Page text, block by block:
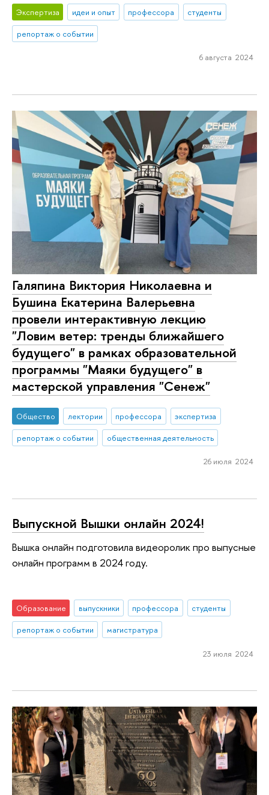
Экспертиза идеи и опыт профессора
студенты
репортаж о событии
6 августа 2024
Галяпина Виктория Николаевна и
Бушина Екатерина Валерьевна
провели интерактивную лекцию
"Ловим ветер: тренды ближайшего
будущего" в рамках образовательной
программы "Маяки будущего" в
мастерской управления "Сенеж"
Общество лектории профессора
экспертиза
репортаж о событии
общественная деятельность
26 июля 2024
Выпускной Вышки онлайн 2024!
Вышка онлайн подготовила видеоролик про выпусные
онлайн программ в 2024 году.
Образование выпускники профессора
студенты
репортаж о событии
магистратура
23 июля 2024